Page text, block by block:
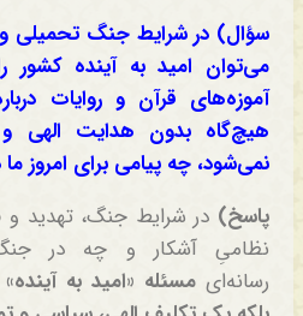
سؤال) در شرایط جنگ تحمیلی
می‌توان امید به آینده کشور
آموزه‌های قرآن و روایات
هیچ‌گاه بدون هدایت الهی
نمی‌شود، چه پیامی برای امروز ما
پاسخ) در شرایط جنگ، تهدید
نظامیِ آشکار و چه در
رسانه‌ای مسئله «امید به